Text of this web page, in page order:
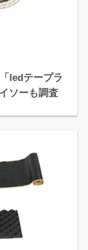
ledテープラ
ソーも調査